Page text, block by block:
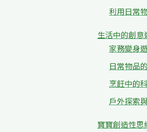
利用日常
生活中的創
家務變身
日常物品
烹飪中的
戶外探索
寶寶創造性